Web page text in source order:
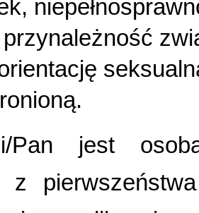
Pan jest
z